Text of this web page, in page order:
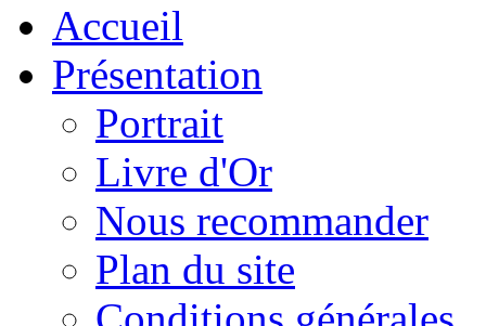
Accueil
Présentation
Portrait
Livre d'Or
Nous recommander
Plan du site